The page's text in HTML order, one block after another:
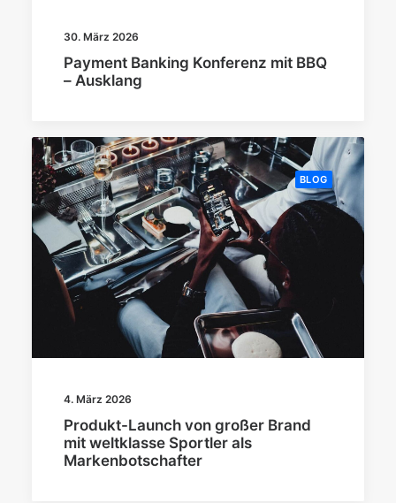
30. März 2026
Payment Banking Konferenz mit BBQ
– Ausklang
BLOG
4. März 2026
Produkt-Launch von großer Brand
mit weltklasse Sportler als
Markenbotschafter